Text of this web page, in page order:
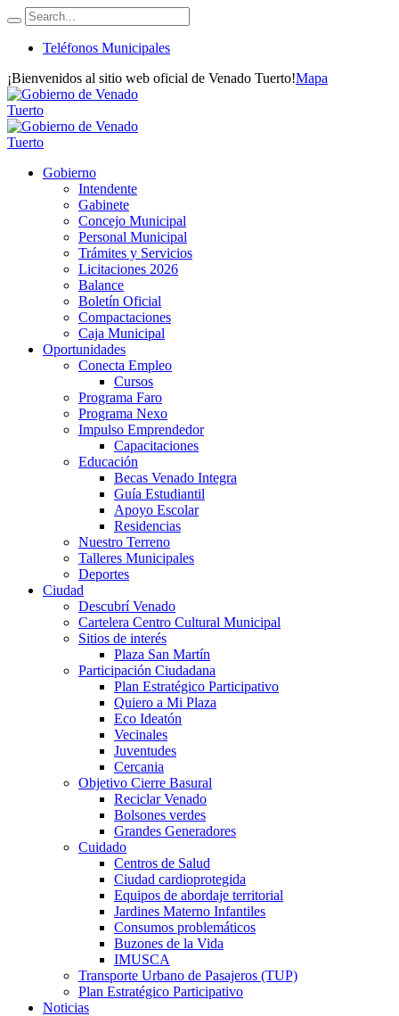
Teléfonos Municipales
¡Bienvenidos al sitio web oficial de Venado Tuerto!Mapa
Gobierno
Intendente
Gabinete
Concejo Municipal
Personal Municipal
Trámites y Servicios
Licitaciones 2026
Balance
Boletín Oficial
Compactaciones
Caja Municipal
Oportunidades
Conecta Empleo
Cursos
Programa Faro
Programa Nexo
Impulso Emprendedor
Capacitaciones
Educación
Becas Venado Integra
Guía Estudiantil
Apoyo Escolar
Residencias
Nuestro Terreno
Talleres Municipales
Deportes
Ciudad
Descubrí Venado
Cartelera Centro Cultural Municipal
Sitios de interés
Plaza San Martín
Participación Ciudadana
Plan Estratégico Participativo
Quiero a Mi Plaza
Eco Ideatón
Vecinales
Juventudes
Cercania
Objetivo Cierre Basural
Reciclar Venado
Bolsones verdes
Grandes Generadores
Cuidado
Centros de Salud
Ciudad cardioprotegida
Equipos de abordaje territorial
Jardines Materno Infantiles
Consumos problemáticos
Buzones de la Vida
IMUSCA
Transporte Urbano de Pasajeros (TUP)
Plan Estratégico Participativo
Noticias